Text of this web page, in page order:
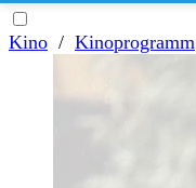
Kino / Kinoprogramm